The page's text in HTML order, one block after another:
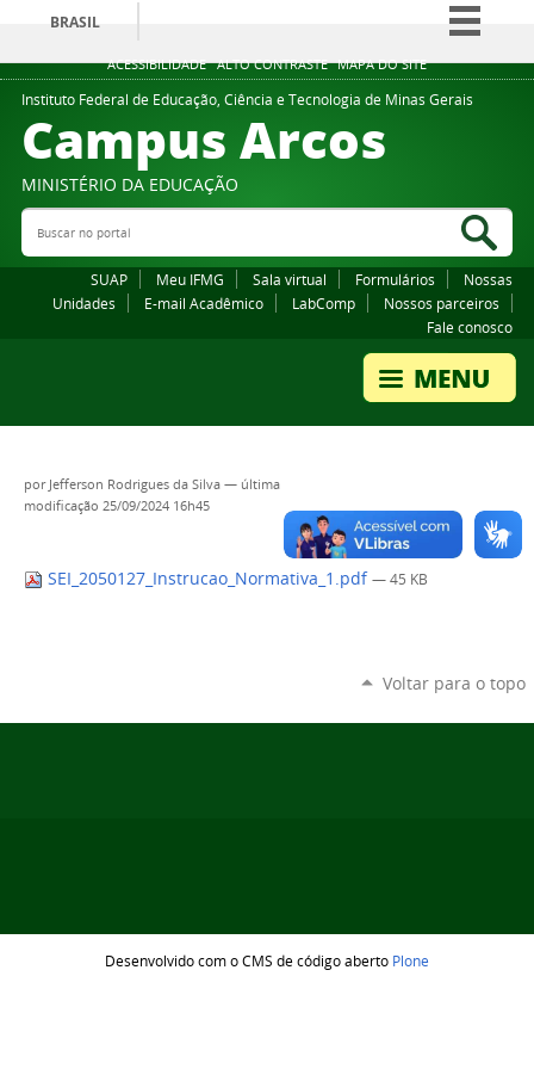
ACESSIBILIDADE ALTO CONTRASTE MAPA DO SITE
BRASIL
Simplifique!
Comunica BR
Participe
Legislação
Instituto Federal de Educação, Ciência e Tecnologia de Minas Gerais
Campus Arcos
MINISTÉRIO DA EDUCAÇÃO
Buscar no portal
SUAP Meu IFMG Sala virtual Formulários
Nossas
Unidades
E-mail Acadêmico LabComp
Nossos parceiros
Fale conosco
por Jefferson Rodrigues da Silva — última
modificação 25/09/2024 16h45
SEI_2050127_Instrucao_Normativa_1.pdf — 45 KB
Voltar para o topo
Desenvolvido com o CMS de código aberto Plone